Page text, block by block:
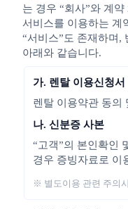
는 경우 “회사”와 계
서비스를 이용하는 계
“서비스”도 존재하며,
아래와 같습니다.
가. 렌탈 이용신청서
렌탈 이용약관 동의
나. 신분증 사본
“고객”의 본인확인
경우 증빙자료로 이
※ 별도이용 관련 주의